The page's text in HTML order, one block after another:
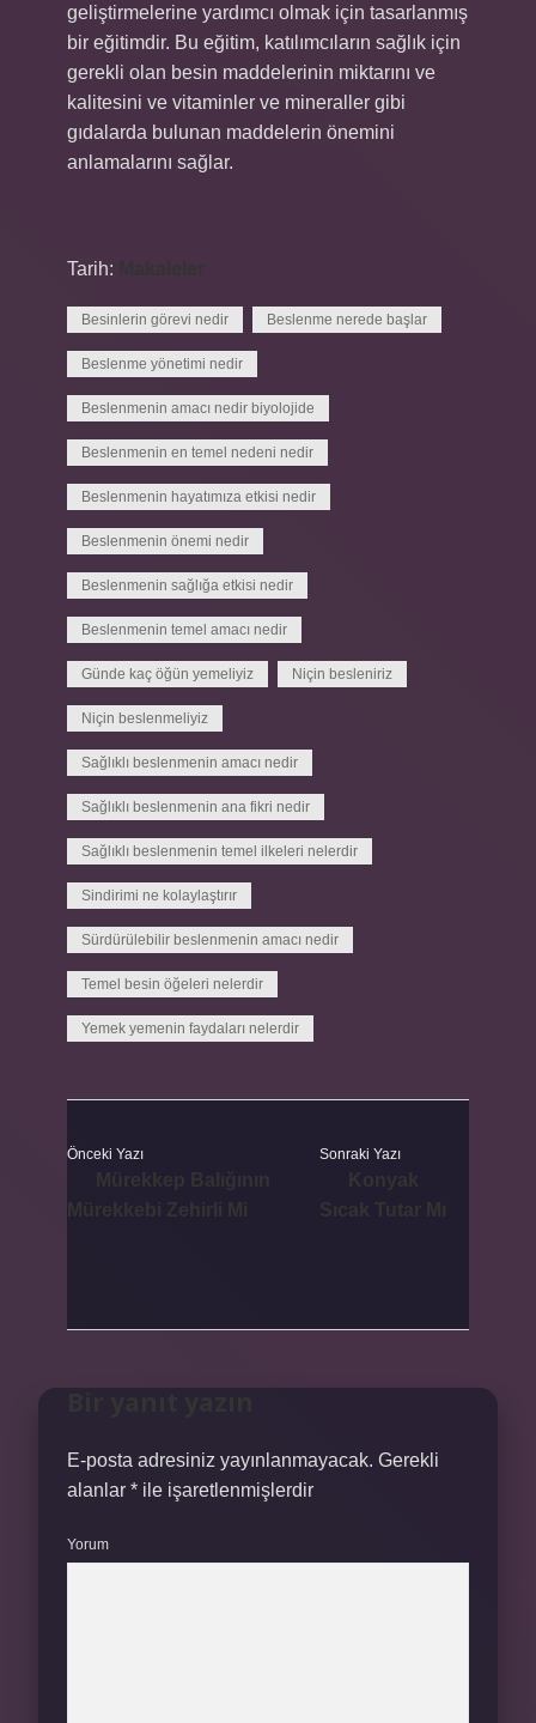
geliştirmelerine yardımcı olmak için tasarlanmış
bir eğitimdir. Bu eğitim, katılımcıların sağlık için
gerekli olan besin maddelerinin miktarını ve
kalitesini ve vitaminler ve mineraller gibi
gıdalarda bulunan maddelerin önemini
anlamalarını sağlar.
Tarih:
Besinlerin görevi nedir Beslenme nerede başlar
Beslenme yönetimi nedir
Beslenmenin amacı nedir biyolojide
Beslenmenin en temel nedeni nedir
Beslenmenin hayatımıza etkisi nedir
Beslenmenin önemi nedir
Beslenmenin sağlığa etkisi nedir
Beslenmenin temel amacı nedir
Günde kaç öğün yemeliyiz Niçin besleniriz
Niçin beslenmeliyiz
Sağlıklı beslenmenin amacı nedir
Sağlıklı beslenmenin ana fikri nedir
Sağlıklı beslenmenin temel ilkeleri nelerdir
Sindirimi ne kolaylaştırır
Sürdürülebilir beslenmenin amacı nedir
Temel besin öğeleri nelerdir
Yemek yemenin faydaları nelerdir
Önceki Yazı Sonraki Yazı
E-posta adresiniz yayınlanmayacak. Gerekli
alanlar * ile işaretlenmişlerdir
Yorum